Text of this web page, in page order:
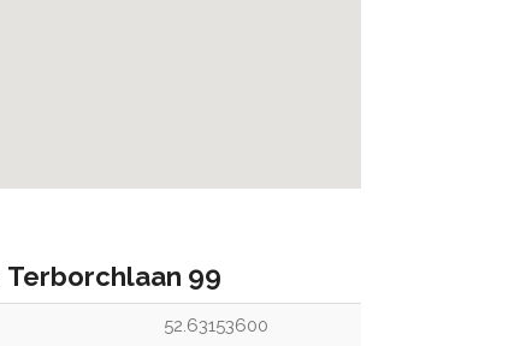
Terborchlaan 99
52.63153600